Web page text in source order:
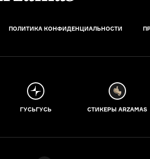
ПОЛИТИКА КОНФИДЕНЦИАЛЬНОСТИ
ГУСЬГУСЬ СТИКЕРЫ ARZAMAS